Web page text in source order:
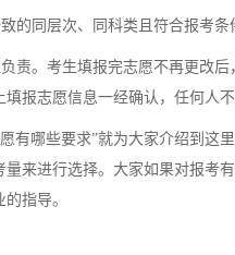
的同层次、同科类且符合报考条
责。考生填报完志愿不再更改
报志愿信息一经确认，任何人
有哪些要求”就为大家介绍到这
来进行选择。大家如果对报考
指导。